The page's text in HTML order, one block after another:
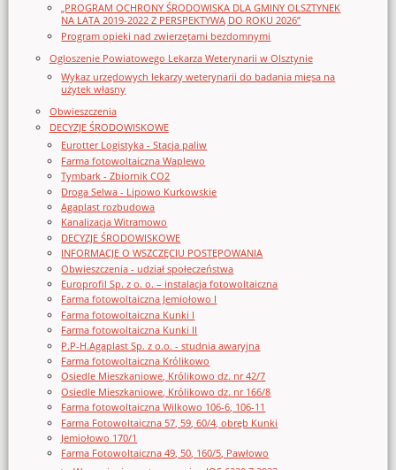
„PROGRAM OCHRONY ŚRODOWISKA DLA GMINY OLSZTYNEK
NA LATA 2019-2022 Z PERSPEKTYWĄ DO ROKU 2026”
Program opieki nad zwierzętami bezdomnymi
Ogloszenie Powiatowego Lekarza Weterynarii w Olsztynie
Wykaz urzędowych lekarzy weterynarii do badania mięsa na
użytek własny
Obwieszczenia
DECYZJE ŚRODOWISKOWE
Eurotter Logistyka - Stacja paliw
Farma fotowoltaiczna Waplewo
Tymbark - Zbiornik CO2
Droga Selwa - Lipowo Kurkowskie
Agaplast rozbudowa
Kanalizacja Witramowo
DECYZJE ŚRODOWISKOWE
INFORMACJE O WSZCZĘCIU POSTĘPOWANIA
Obwieszczenia - udział społeczeństwa
Europrofil Sp. z o. o. – instalacja fotowoltaiczna
Farma fotowoltaiczna Jemiołowo I
Farma fotowoltaiczna Kunki I
Farma fotowoltaiczna Kunki II
P.P-H.Agaplast Sp. z o.o. - studnia awaryjna
Farma fotowoltaiczna Królikowo
Osiedle Mieszkaniowe, Królikowo dz. nr 42/7
Osiedle Mieszkaniowe, Królikowo dz. nr 166/8
Farma fotowoltaiczna Wilkowo 106-6, 106-11
Farma Fotowoltaiczna 57, 59, 60/4, obręb Kunki
Jemiołowo 170/1
Farma Fotowoltaiczna 49, 50, 160/5, Pawłowo